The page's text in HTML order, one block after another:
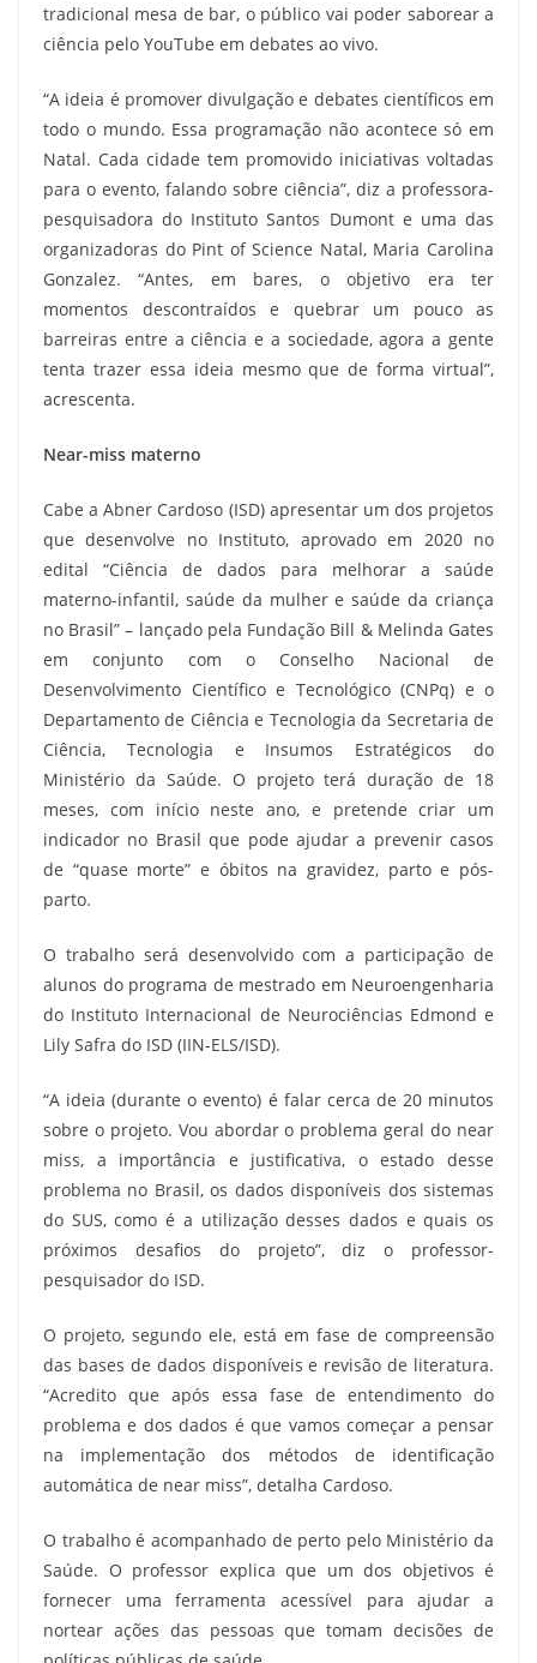
tradicional mesa de bar, o público vai poder saborear a
ciência pelo YouTube em debates ao vivo.
“A ideia é promover divulgação e debates científicos em
todo o mundo. Essa programação não acontece só em
Natal. Cada cidade tem promovido iniciativas voltadas
para o evento, falando sobre ciência”, diz a professora-
pesquisadora do Instituto Santos Dumont e uma das
organizadoras do Pint of Science Natal, Maria Carolina
Gonzalez. “Antes, em bares, o objetivo era ter
momentos descontraídos e quebrar um pouco as
barreiras entre a ciência e a sociedade, agora a gente
tenta trazer essa ideia mesmo que de forma virtual”,
acrescenta.
Near-miss materno
Cabe a Abner Cardoso (ISD) apresentar um dos projetos
que desenvolve no Instituto, aprovado em 2020 no
edital “Ciência de dados para melhorar a saúde
materno-infantil, saúde da mulher e saúde da criança
no Brasil” – lançado pela Fundação Bill & Melinda Gates
em conjunto com o Conselho Nacional de
Desenvolvimento Científico e Tecnológico (CNPq) e o
Departamento de Ciência e Tecnologia da Secretaria de
Ciência, Tecnologia e Insumos Estratégicos do
Ministério da Saúde. O projeto terá duração de 18
meses, com início neste ano, e pretende criar um
indicador no Brasil que pode ajudar a prevenir casos
de “quase morte” e óbitos na gravidez, parto e pós-
parto.
O trabalho será desenvolvido com a participação de
alunos do programa de mestrado em Neuroengenharia
do Instituto Internacional de Neurociências Edmond e
Lily Safra do ISD (IIN-ELS/ISD).
“A ideia (durante o evento) é falar cerca de 20 minutos
sobre o projeto. Vou abordar o problema geral do near
miss, a importância e justificativa, o estado desse
problema no Brasil, os dados disponíveis dos sistemas
do SUS, como é a utilização desses dados e quais os
próximos desafios do projeto”, diz o professor-
pesquisador do ISD.
O projeto, segundo ele, está em fase de compreensão
das bases de dados disponíveis e revisão de literatura.
“Acredito que após essa fase de entendimento do
problema e dos dados é que vamos começar a pensar
na implementação dos métodos de identificação
automática de near miss”, detalha Cardoso.
O trabalho é acompanhado de perto pelo Ministério da
Saúde. O professor explica que um dos objetivos é
fornecer uma ferramenta acessível para ajudar a
nortear ações das pessoas que tomam decisões de